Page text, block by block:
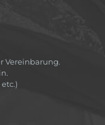
Vereinbarung.